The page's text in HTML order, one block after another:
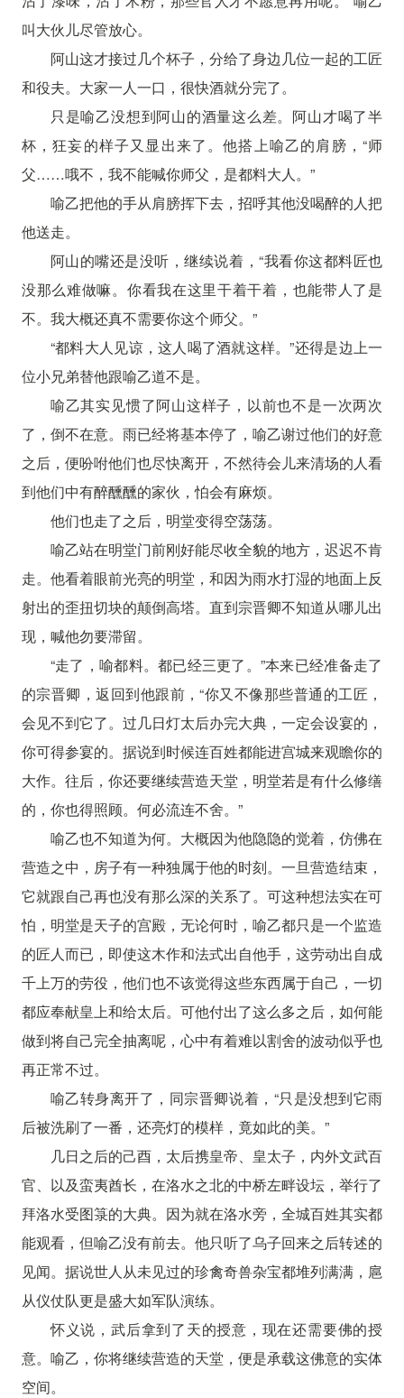
叫大伙儿尽管放心。
阿山这才接过几个杯子，分给了身边几位一起的工匠
和役夫。大家一人一口，很快酒就分完了。
只是喻乙没想到阿山的酒量这么差。阿山才喝了半
杯，狂妄的样子又显出来了。他搭上喻乙的肩膀，“师
父……哦不，我不能喊你师父，是都料大人。”
喻乙把他的手从肩膀挥下去，招呼其他没喝醉的人把
他送走。
阿山的嘴还是没听，继续说着，“我看你这都料匠也
没那么难做嘛。你看我在这里干着干着，也能带人了是
不。我大概还真不需要你这个师父。”
“都料大人见谅，这人喝了酒就这样。”还得是边上一
位小兄弟替他跟喻乙道不是。
喻乙其实见惯了阿山这样子，以前也不是一次两次
了，倒不在意。雨已经将基本停了，喻乙谢过他们的好意
之后，便吩咐他们也尽快离开，不然待会儿来清场的人看
到他们中有醉醺醺的家伙，怕会有麻烦。
他们也走了之后，明堂变得空荡荡。
喻乙站在明堂门前刚好能尽收全貌的地方，迟迟不肯
走。他看着眼前光亮的明堂，和因为雨水打湿的地面上反
射出的歪扭切块的颠倒高塔。直到宗晋卿不知道从哪儿出
现，喊他勿要滞留。
“走了，喻都料。都已经三更了。”本来已经准备走了
的宗晋卿，返回到他跟前，“你又不像那些普通的工匠，
会见不到它了。过几日灯太后办完大典，一定会设宴的，
你可得参宴的。据说到时候连百姓都能进宫城来观瞻你的
大作。往后，你还要继续营造天堂，明堂若是有什么修缮
的，你也得照顾。何必流连不舍。”
喻乙也不知道为何。大概因为他隐隐的觉着，仿佛在
营造之中，房子有一种独属于他的时刻。一旦营造结束，
它就跟自己再也没有那么深的关系了。可这种想法实在可
怕，明堂是天子的宫殿，无论何时，喻乙都只是一个监造
的匠人而已，即使这木作和法式出自他手，这劳动出自成
千上万的劳役，他们也不该觉得这些东西属于自己，一切
都应奉献皇上和给太后。可他付出了这么多之后，如何能
做到将自己完全抽离呢，心中有着难以割舍的波动似乎也
再正常不过。
喻乙转身离开了，同宗晋卿说着，“只是没想到它雨
后被洗刷了一番，还亮灯的模样，竟如此的美。”
几日之后的己酉，太后携皇帝、皇太子，内外文武百
官、以及蛮夷酋长，在洛水之北的中桥左畔设坛，举行了
拜洛水受图箓的大典。因为就在洛水旁，全城百姓其实都
能观看，但喻乙没有前去。他只听了乌子回来之后转述的
见闻。据说世人从未见过的珍禽奇兽杂宝都堆列满满，扈
从仪仗队更是盛大如军队演练。
怀义说，武后拿到了天的授意，现在还需要佛的授
意。喻乙，你将继续营造的天堂，便是承载这佛意的实体
空间。